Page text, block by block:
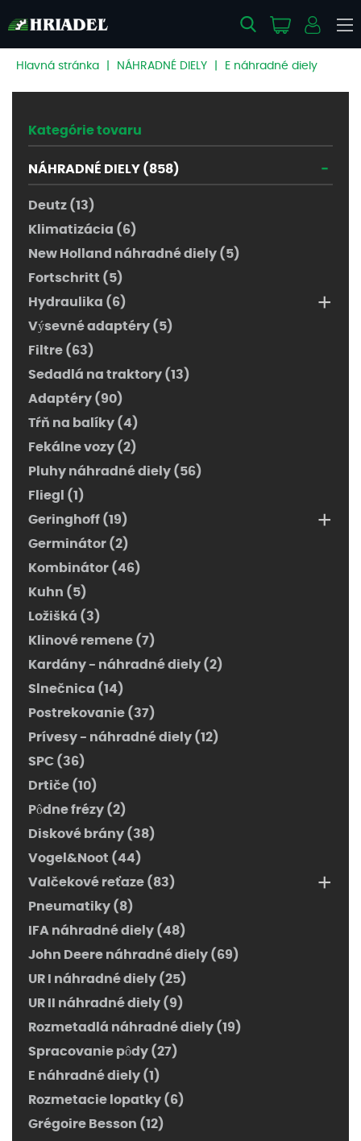
Hlavná stránka NÁHRADNÉ DIELY E náhradné diely
Kategórie tovaru
NÁHRADNÉ DIELY (858) -
Deutz (13)
Klimatizácia (6)
New Holland náhradné diely (5)
Fortschritt (5)
Hydraulika (6)
+
Výsevné adaptéry (5)
Filtre (63)
Sedadlá na traktory (13)
Adaptéry (90)
Tŕň na balíky (4)
Fekálne vozy (2)
Pluhy náhradné diely (56)
Fliegl (1)
Geringhoff (19)
+
Germinátor (2)
Kombinátor (46)
Kuhn (5)
Ložišká (3)
Klinové remene (7)
Kardány - náhradné diely (2)
Slnečnica (14)
Postrekovanie (37)
Prívesy - náhradné diely (12)
SPC (36)
Drtiče (10)
Pôdne frézy (2)
Diskové brány (38)
Vogel&Noot (44)
Valčekové reťaze (83)
+
Pneumatiky (8)
IFA náhradné diely (48)
John Deere náhradné diely (69)
UR I náhradné diely (25)
UR II náhradné diely (9)
Rozmetadlá náhradné diely (19)
Spracovanie pôdy (27)
E náhradné diely (1)
Rozmetacie lopatky (6)
Grégoire Besson (12)